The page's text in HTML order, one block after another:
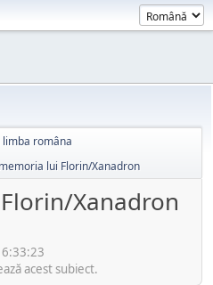
româna
lui Florin/Xanadron
Xanadron
acest subiect.